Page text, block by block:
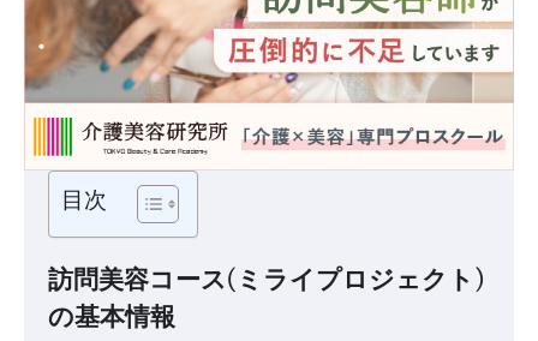
目次
訪問美容コース(ミライプロジェクト)
の基本情報